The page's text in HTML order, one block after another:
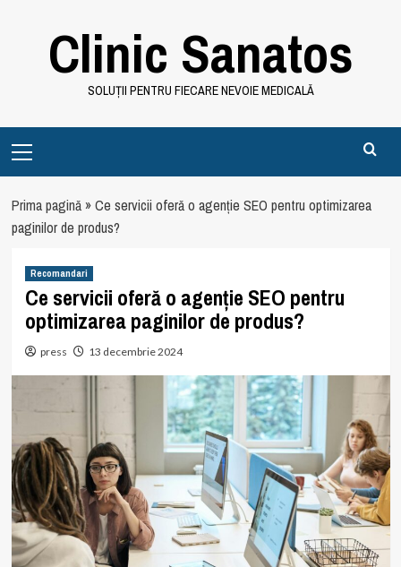
Clinic Sanatos
SOLUȚII PENTRU FIECARE NEVOIE MEDICALĂ
Menu
Prima pagină»Ce servicii oferă o agenție SEO pentru optimizarea
paginilor de produs?
Recomandari
Ce servicii oferă o agenție SEO pentru
optimizarea paginilor de produs?
press 13 decembrie 2024